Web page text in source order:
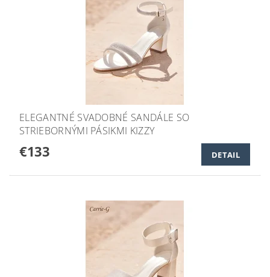
ELEGANTNÉ SVADOBNÉ SANDÁLE SO
STRIEBORNÝMI PÁSIKMI KIZZY
€133 DETAIL